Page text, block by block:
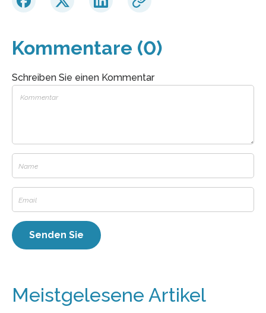
Kommentare (0)
Schreiben Sie einen Kommentar
Meistgelesene Artikel